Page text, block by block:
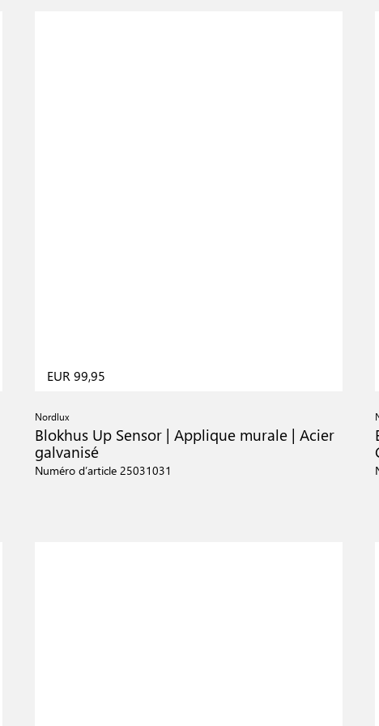
EUR 99,95
Nordlux
Blokhus Up Sensor | Applique murale | Acier
galvanisé
Numéro d’article 25031031